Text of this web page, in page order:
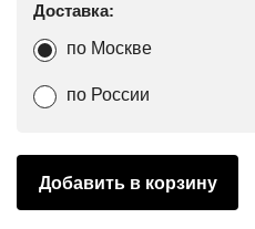
Доставка:
по Москве
по России
Добавить в корзину